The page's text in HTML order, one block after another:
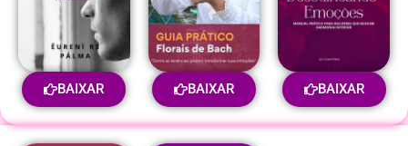
BAIXAR BAIXAR BAIXAR